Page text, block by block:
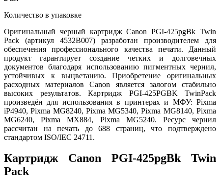
Количество в упаковке
Оригинальный черный картридж Canon PGI-425pgBk Twin
Pack (артикул 4532B007) разработан производителем для
обеспечения профессионального качества печати. Данный
продукт гарантирует создание четких и долговечных
документов благодаря использованию пигментных чернил,
устойчивых к выцветанию. Приобретение оригинальных
расходных материалов Canon является залогом стабильно
высоких результатов. Картридж PGI-425PGBK TwinPack
произведён для использования в принтерах и МФУ: Pixma
iP4940, Pixma MG8240, Pixma MG5340, Pixma MG8140, Pixma
MG6240, Pixma MX884, Pixma MG5240. Ресурс чернил
рассчитан на печать до 688 страниц, что подтверждено
стандартом ISO/IEC 24711.
Картридж Canon PGI-425pgBk Twin
Pack